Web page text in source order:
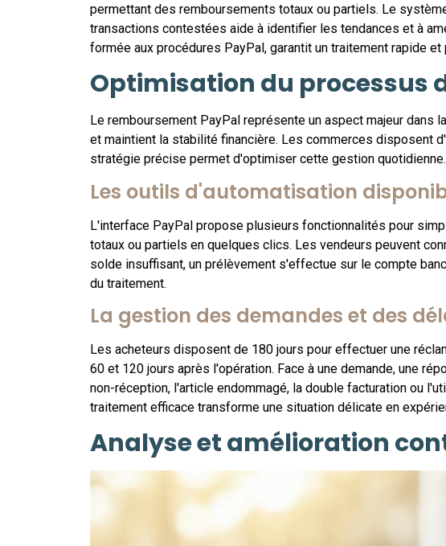
permettant des remboursements totaux ou partiels. Le
transactions contestées aide à identifier les tendances et à
formée aux procédures PayPal, garantit un traitement rapide
Optimisation du processus
Le remboursement PayPal représente un aspect majeur
et maintient la stabilité financière. Les commerces disposent
stratégie précise permet d'optimiser cette gestion quotidienne.
Les outils d'automatisation
L'interface PayPal propose plusieurs fonctionnalités pour
totaux ou partiels en quelques clics. Les vendeurs peuvent
solde insuffisant, un prélèvement s'effectue sur le compte
du traitement.
La gestion des demandes et des
Les acheteurs disposent de 180 jours pour effectuer une
60 et 120 jours après l'opération. Face à une demande, une
non-réception, l'article endommagé, la double facturation ou
traitement efficace transforme une situation délicate en
Analyse et amélioration